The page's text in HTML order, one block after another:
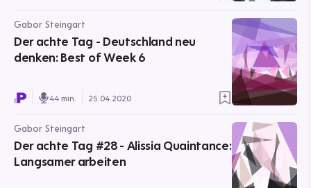
Gabor Steingart
Der achte Tag - Deutschland neu
denken: Best of Week 6
44 min. 25.04.2020
Gabor Steingart
Der achte Tag #28 - Alissia Quaintance:
Langsamer arbeiten